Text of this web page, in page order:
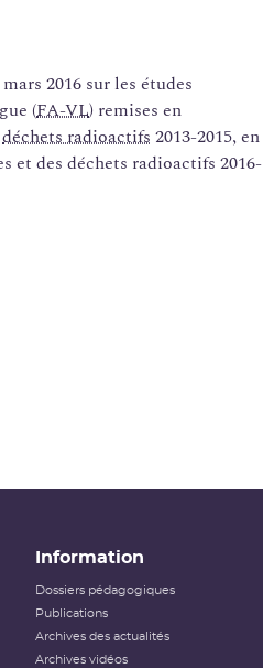
2016 sur les études
(FA-VL) remises en
déchets radioactifs 2013-2015, en
et des déchets radioactifs 2016-
Information
Dossiers pédagogiques
Publications
Archives des actualités
Archives vidéos